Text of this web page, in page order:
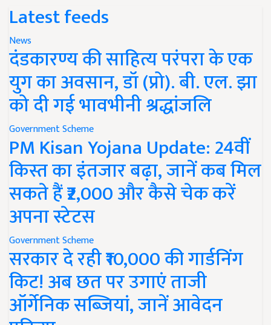
Latest feeds
News
दंडकारण्य की साहित्य परंपरा के एक
युग का अवसान, डॉ (प्रो). बी. एल. झा
को दी गई भावभीनी श्रद्धांजलि
Government Scheme
PM Kisan Yojana Update: 24वीं
किस्त का इंतजार बढ़ा, जानें कब मिल
सकते हैं ₹2,000 और कैसे चेक करें
अपना स्टेटस
Government Scheme
सरकार दे रही ₹10,000 की गार्डनिंग
किट! अब छत पर उगाएं ताजी
ऑर्गेनिक सब्जियां, जानें आवेदन